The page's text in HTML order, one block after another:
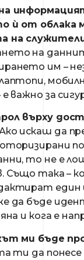
ѝ от облака
на
на
им –
важно за
върху
искаш да
то не е
Също така –
един
да бъде
и кога е
ми бъде
ти да